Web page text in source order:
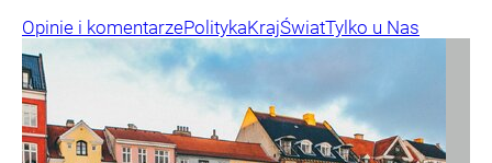
Opinie i komentarzePolitykaKrajŚwiatTylko u Nas